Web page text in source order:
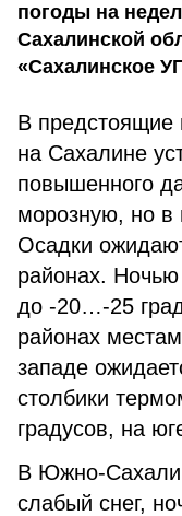
погоды на
Сахалинской
«Сахалинское
В предстоящие
на Сахалине
повышенного
морозную, но в
Осадки
районах. Ночью
до -20…-25
районах
западе
столбики
градусов, на
В Южно-
слабый снег,